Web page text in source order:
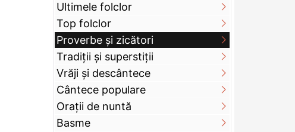
Ultimele folclor
Top folclor
Proverbe și zicători
Tradiții și superstiții
Vrăji și descântece
Cântece populare
Orații de nuntă
Basme